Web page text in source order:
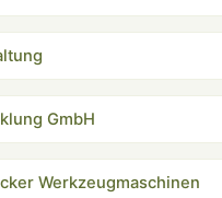
GmbH
Werkzeugmaschinen